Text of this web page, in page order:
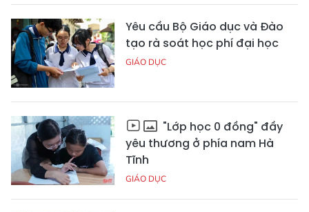
Yêu cầu Bộ Giáo dục và Đào
tạo rà soát học phí đại học
GIÁO DỤC
"Lớp học 0 đồng" đầy
yêu thương ở phía nam Hà
Tĩnh
GIÁO DỤC